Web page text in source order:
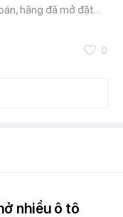
hãng đã mở đặt…
0
nhiều ô tô